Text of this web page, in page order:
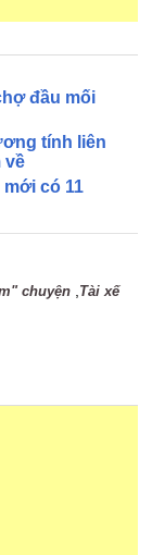
đầu mối
tính liên
về
mới có 11
chuyện
Tài xế